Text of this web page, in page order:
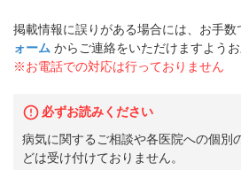
掲載情報に誤りがある場合には、お手数
ォーム からご連絡をいただけますようお
※お電話での対応は行っておりません
必ずお読みください
病気に関するご相談や各医院への個別
どは受け付けておりません。